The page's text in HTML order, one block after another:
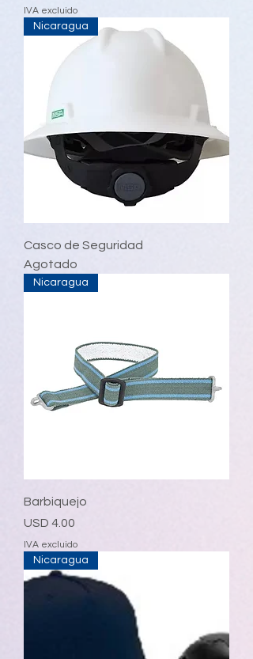
IVA excluido
Nicaragua
Casco de Seguridad
Agotado
Nicaragua
Barbiquejo
Precio
USD 4.00
IVA excluido
Nicaragua